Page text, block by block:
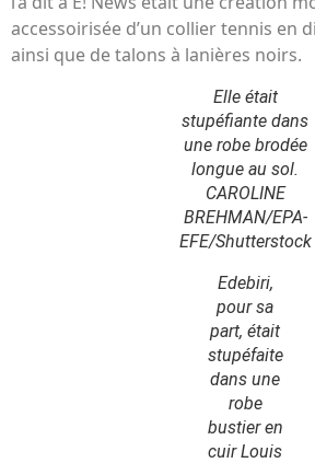
accessoirisée d’un collier tennis en
ainsi que de talons à lanières noirs.
Elle était
stupéfiante dans
une robe brodée
longue au sol.
CAROLINE
BREHMAN/EPA-
EFE/Shutterstock
Edebiri,
pour sa
part, était
stupéfaite
dans une
robe
bustier en
cuir Louis